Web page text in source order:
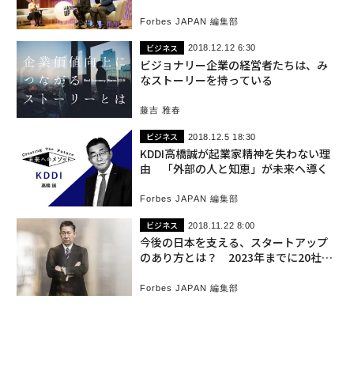
Forbes JAPAN 編集部
ビジネス 2018.12.12 6:30
ビジョナリー企業の経営者たちは、み
なストーリーを持っている
藤吉 雅春
ビジネス 2018.12.5 18:30
KDDI高橋誠が起業家精神を失わない理
由 「外部の人と知恵」が未来へ導く
Forbes JAPAN 編集部
ビジネス 2018.11.22 8:00
今後の日本を支える、スタートアップ
のあり方とは？ 2023年までに20社の
Forbes JAPAN 編集部